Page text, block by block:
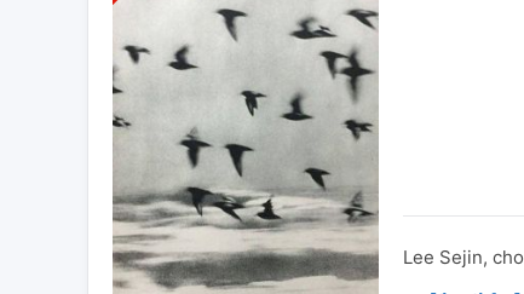
Lee Sejin,